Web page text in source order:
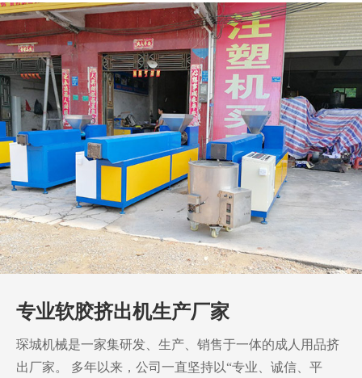
专业软胶挤出机生产厂家
琛城机械是一家集研发、生产、销售于一体的成人用品挤
出厂家。
多年以来，公司一直坚持以“专业、诚信、平